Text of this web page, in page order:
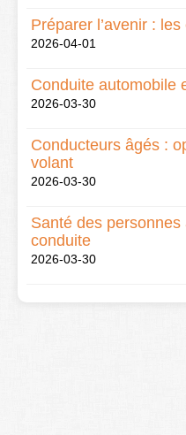
Préparer l’avenir :
2026-04-01
Conduite automobile
2026-03-30
Conducteurs âgés :
volant
2026-03-30
Santé des personnes
conduite
2026-03-30